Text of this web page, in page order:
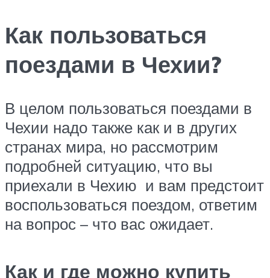
Как пользоваться
поездами в Чехии?
В целом пользоваться поездами в
Чехии надо также как и в других
странах мира, но рассмотрим
подробней ситуацию, что вы
приехали в Чехию и вам предстоит
воспользоваться поездом, ответим
на вопрос – что вас ожидает.
Как и где можно купить